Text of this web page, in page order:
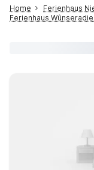
Home Ferienhaus
Ferienhaus Wûnseradiel